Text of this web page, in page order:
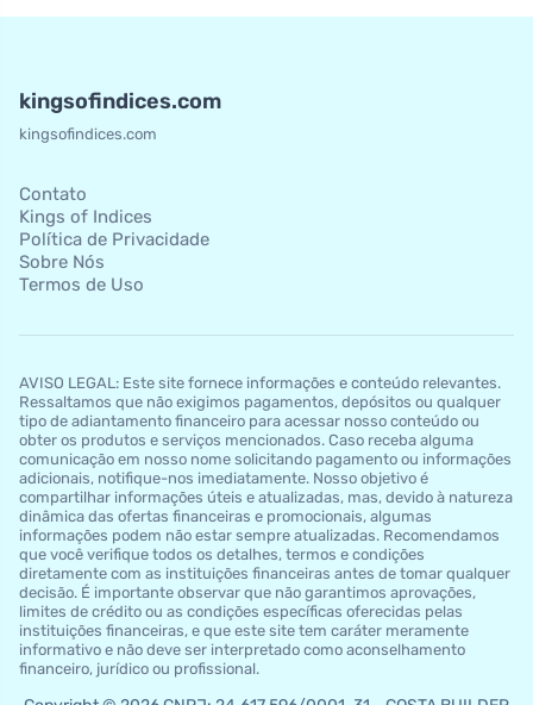
kingsofindices.com
kingsofindices.com
Contato
Kings of Indices
Política de Privacidade
Sobre Nós
Termos de Uso
AVISO LEGAL: Este site fornece informações e conteúdo relevantes.
Ressaltamos que não exigimos pagamentos, depósitos ou qualquer
tipo de adiantamento financeiro para acessar nosso conteúdo ou
obter os produtos e serviços mencionados. Caso receba alguma
comunicação em nosso nome solicitando pagamento ou informações
adicionais, notifique-nos imediatamente. Nosso objetivo é
compartilhar informações úteis e atualizadas, mas, devido à natureza
dinâmica das ofertas financeiras e promocionais, algumas
informações podem não estar sempre atualizadas. Recomendamos
que você verifique todos os detalhes, termos e condições
diretamente com as instituições financeiras antes de tomar qualquer
decisão. É importante observar que não garantimos aprovações,
limites de crédito ou as condições específicas oferecidas pelas
instituições financeiras, e que este site tem caráter meramente
informativo e não deve ser interpretado como aconselhamento
financeiro, jurídico ou profissional.